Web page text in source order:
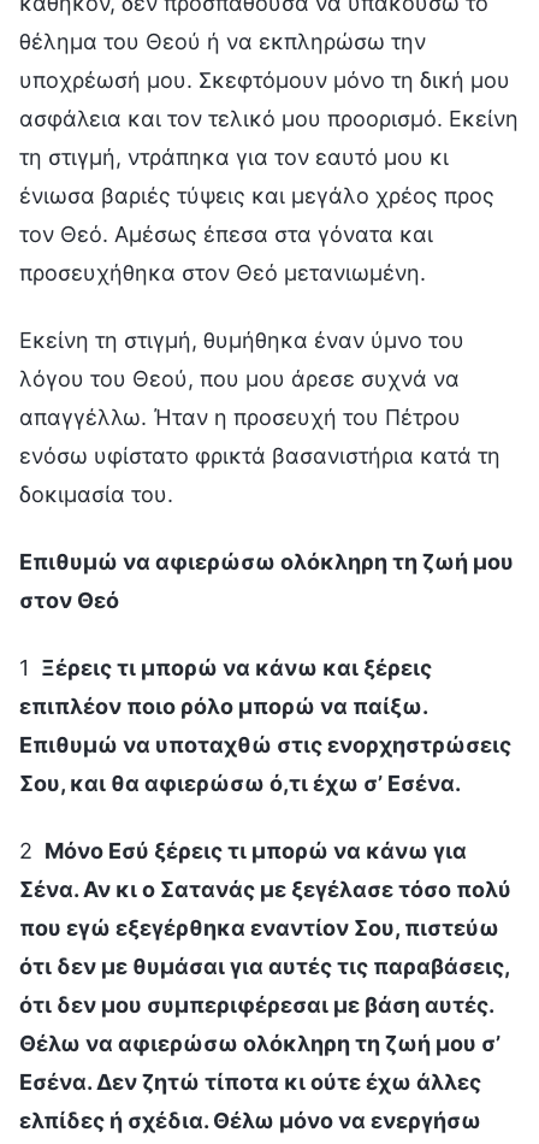
θέλημα του Θεού ή να εκπληρώσω την
υποχρέωσή μου. Σκεφτόμουν μόνο τη δική μου
ασφάλεια και τον τελικό μου προορισμό. Εκείνη
τη στιγμή, ντράπηκα για τον εαυτό μου κι
ένιωσα βαριές τύψεις και μεγάλο χρέος προς
τον Θεό. Αμέσως έπεσα στα γόνατα και
προσευχήθηκα στον Θεό μετανιωμένη.
Εκείνη τη στιγμή, θυμήθηκα έναν ύμνο του
λόγου του Θεού, που μου άρεσε συχνά να
απαγγέλλω. Ήταν η προσευχή του Πέτρου
ενόσω υφίστατο φρικτά βασανιστήρια κατά τη
δοκιμασία του.
Επιθυμώ να αφιερώσω ολόκληρη τη ζωή μου
στον Θεό
1 Ξέρεις τι μπορώ να κάνω και ξέρεις
επιπλέον ποιο ρόλο μπορώ να παίξω.
Επιθυμώ να υποταχθώ στις ενορχηστρώσεις
Σου, και θα αφιερώσω ό,τι έχω σ’ Εσένα.
2 Μόνο Εσύ ξέρεις τι μπορώ να κάνω για
Σένα. Αν κι ο Σατανάς με ξεγέλασε τόσο πολύ
που εγώ εξεγέρθηκα εναντίον Σου, πιστεύω
ότι δεν με θυμάσαι για αυτές τις παραβάσεις,
ότι δεν μου συμπεριφέρεσαι με βάση αυτές.
Θέλω να αφιερώσω ολόκληρη τη ζωή μου σ’
Εσένα. Δεν ζητώ τίποτα κι ούτε έχω άλλες
ελπίδες ή σχέδια. Θέλω μόνο να ενεργήσω